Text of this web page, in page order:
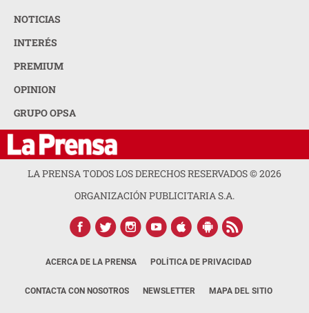
NOTICIAS
INTERÉS
PREMIUM
OPINION
GRUPO OPSA
LA PRENSA TODOS LOS DERECHOS RESERVADOS ©2026
ORGANIZACIÓN PUBLICITARIA S.A.
ACERCA DE LA PRENSA POLÍTICA DE PRIVACIDAD
CONTACTA CON NOSOTROS NEWSLETTER MAPA DEL SITIO